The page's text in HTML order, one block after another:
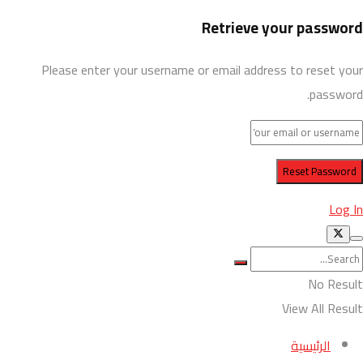
Retrieve your password
Please enter your username or email address to reset your
password.
Log In
No Result
View All Result
الرئيسية